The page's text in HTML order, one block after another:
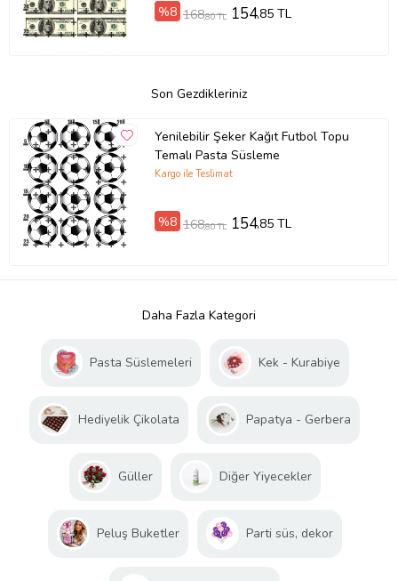
%8 168,80 TL 154,85 TL
Son Gezdikleriniz
Yenilebilir Şeker Kağıt Futbol Topu
Temalı Pasta Süsleme
Kargo ile Teslimat
%8 168,80 TL 154,85 TL
Daha Fazla Kategori
Pasta Süslemeleri Kek - Kurabiye
Hediyelik Çikolata Papatya - Gerbera
Güller Diğer Yiyecekler
Peluş Buketler Parti süs, dekor